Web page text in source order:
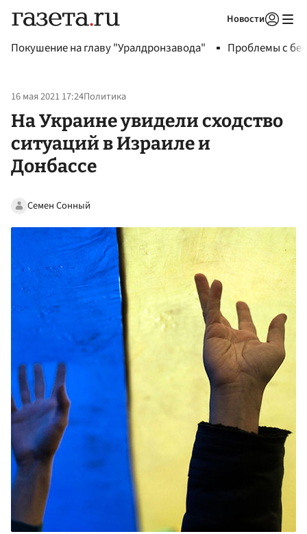
Новости
Покушение на главу "Уралдронзавода" Проблемы с
16 мая 2021 17:24Политика
На Украине увидели сходство
ситуаций в Израиле и
Донбассе
Семен Сонный